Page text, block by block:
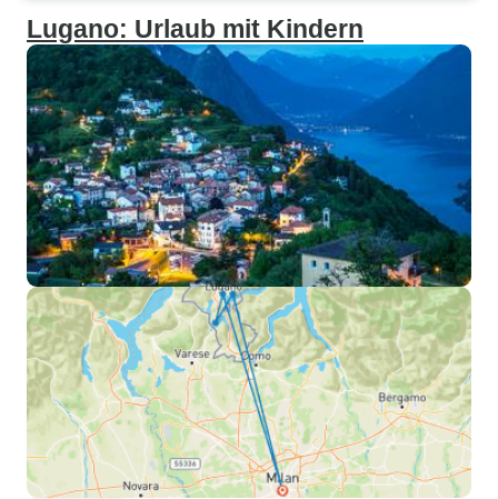
Lugano: Urlaub mit Kindern